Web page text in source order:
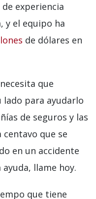
experiencia
y el equipo ha
de dólares en
que
lado para ayudarlo
de seguros y las
que se
en un accidente
llame hoy.
que tiene